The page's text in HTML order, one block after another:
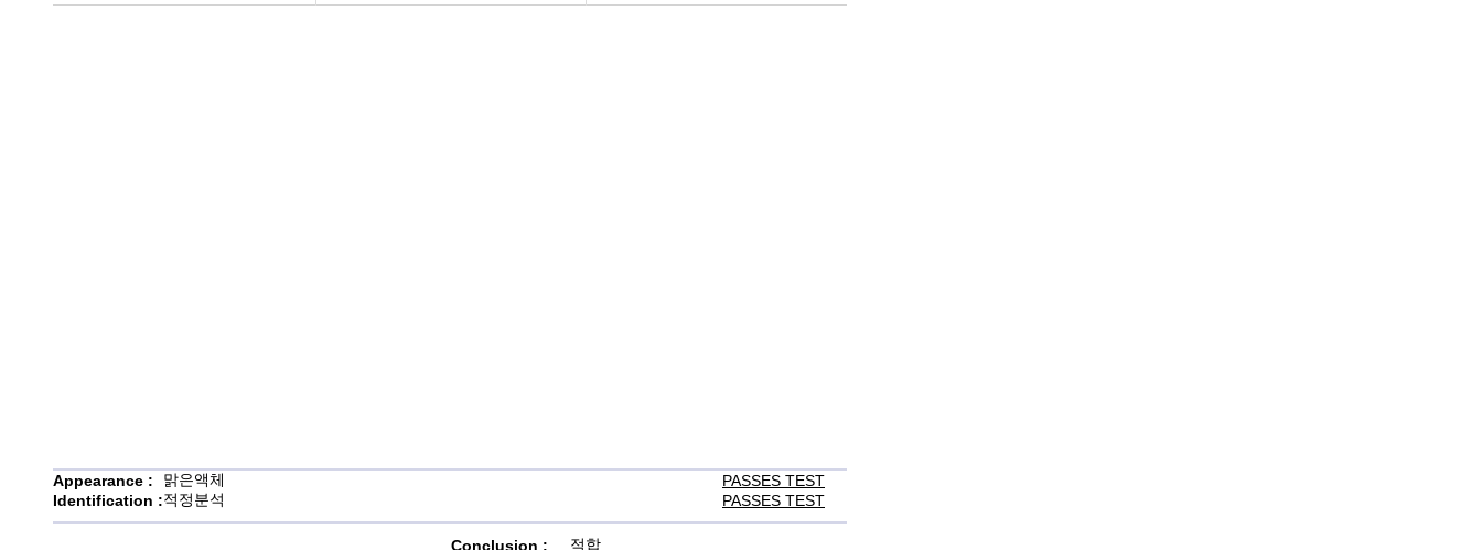
Appearance : 맑은액체
PASSES TEST
Identification :적정분석 PASSES TEST
Conclusion : 적합